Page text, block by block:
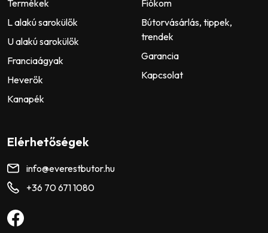
Termékek
L alakú sarokülők
U alakú sarokülők
Franciaágyak
Heverők
Kanapék
Fiókom
Bútorvásárlás, tippek,
trendek
Garancia
Kapcsolat
Elérhetőségek
info@everestbutor.hu
+36 70 671 1080